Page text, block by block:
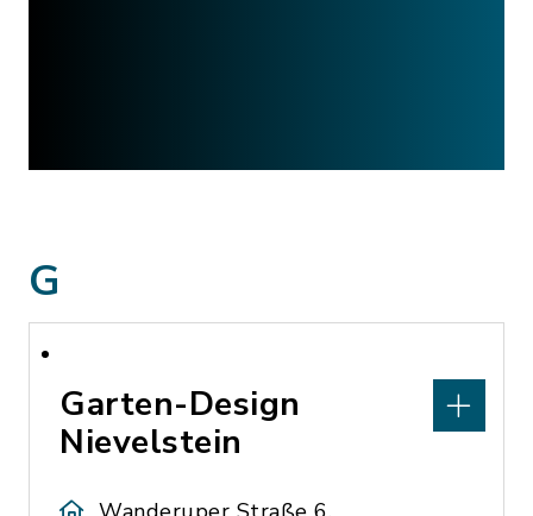
G
Garten-Design
Nievelstein